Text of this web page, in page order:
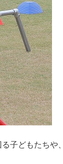
子どもたちや